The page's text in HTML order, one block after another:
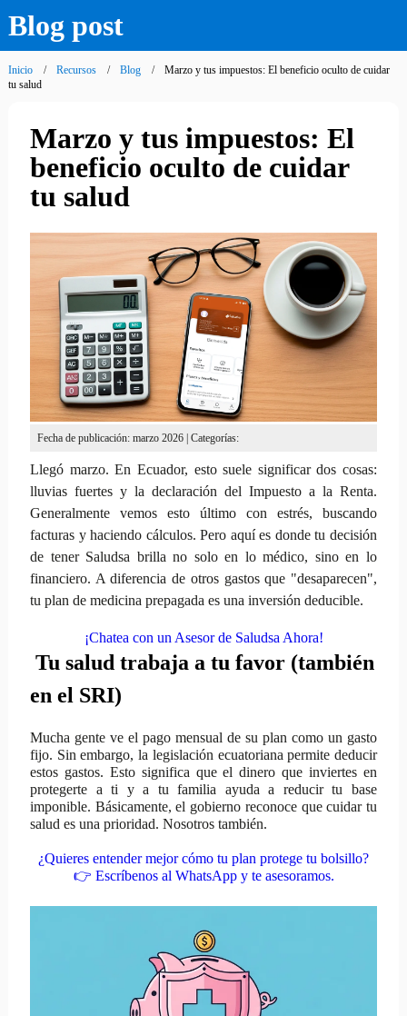
Blog post
Inicio Recursos Blog
Marzo y tus impuestos: El beneficio oculto de cuidar
tu salud
Marzo y tus impuestos: El
beneficio oculto de cuidar
tu salud
Fecha de publicación: marzo 2026 | Categorías:
Llegó marzo. En Ecuador, esto suele significar dos cosas:
lluvias fuertes y la declaración del Impuesto a la Renta.
Generalmente vemos esto último con estrés, buscando
facturas y haciendo cálculos. Pero aquí es donde tu decisión
de tener Saludsa brilla no solo en lo médico, sino en lo
financiero. A diferencia de otros gastos que "desaparecen",
tu plan de medicina prepagada es una inversión deducible.
¡Chatea con un Asesor de Saludsa Ahora!
Tu salud trabaja a tu favor (también
en el SRI)
Mucha gente ve el pago mensual de su plan como un gasto
fijo. Sin embargo, la legislación ecuatoriana permite deducir
estos gastos. Esto significa que el dinero que inviertes en
protegerte a ti y a tu familia ayuda a reducir tu base
imponible. Básicamente, el gobierno reconoce que cuidar tu
salud es una prioridad. Nosotros también.
¿Quieres entender mejor cómo tu plan protege tu bolsillo?
👉 Escríbenos al WhatsApp y te asesoramos.